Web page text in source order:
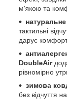
м'якою та
тактильні
дарує
DoubleAir
рівномірно
зимова
без відчуття